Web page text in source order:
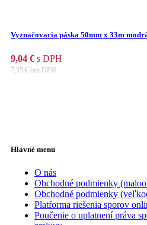
Vyznačovacia páska 50mm x 33m
9,04 € s DPH
7,35 € bez DPH
Hlavné menu
O nás
Obchodné podmienky
Obchodné podmienky
Platforma riešenia sporov
Poučenie o uplatnení práva